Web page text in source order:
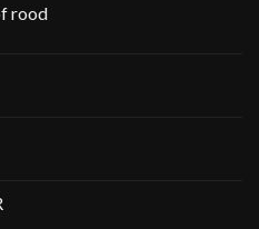
rood